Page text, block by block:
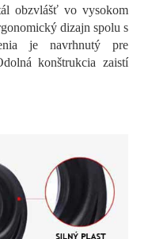
obzvlášť vo vysokom
dizajn spolu s
je navrhnutý pre
konštrukcia zaistí